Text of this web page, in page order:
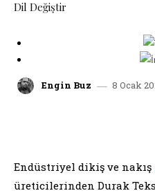
Dil Değiştir
Engin Buz 8 Ocak
Endüstriyel dikiş ve nakış
üreticilerinden Durak